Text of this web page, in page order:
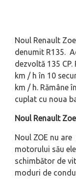
Noul Renault
denumit R135.
dezvoltă 135
km / h în 10
km / h. Rămâne
cuplat cu noua
Noul Renault
Noul ZOE nu
motorului său
schimbător de
moduri de